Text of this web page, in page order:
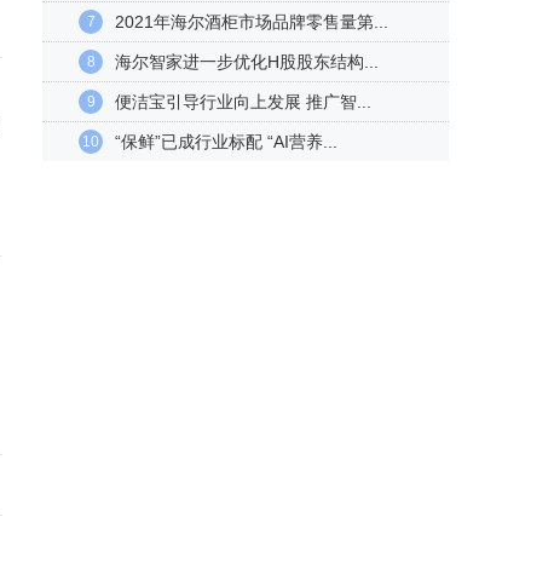
7 2021年海尔酒柜市场品牌零售量第...
8 海尔智家进一步优化H股股东结构...
9 便洁宝引导行业向上发展 推广智...
10 “保鲜”已成行业标配 “AI营养...